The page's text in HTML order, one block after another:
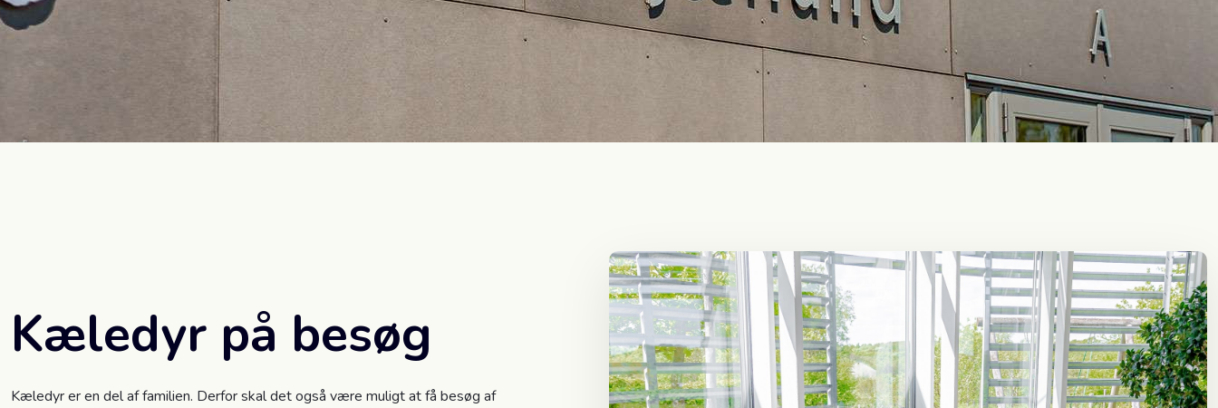
​Kæledyr på besøg
Kæledyr er en del af familien. Derfor skal det også være muligt at få besøg af